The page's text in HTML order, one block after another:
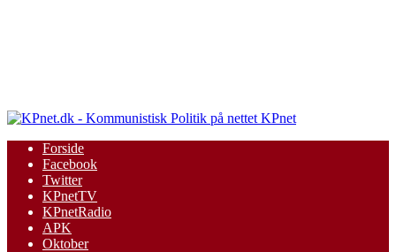
KPnet
Forside
Facebook
Twitter
KPnetTV
KPnetRadio
APK
Oktober